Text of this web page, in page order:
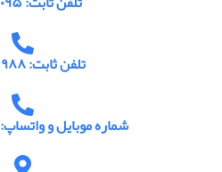
تلفن ثابت: ۶۶۹۵۶۹۸۸
شماره موبایل و واتساپ: ۰۹۰۵۳۰۸۲۷۵۱